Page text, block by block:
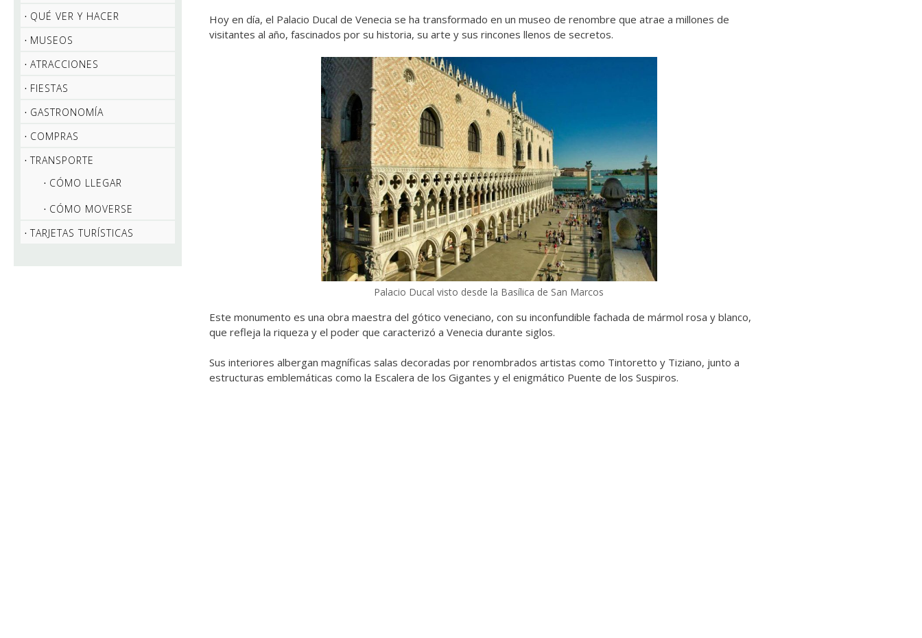
QUÉ VER Y HACER
MUSEOS
ATRACCIONES
FIESTAS
GASTRONOMÍA
COMPRAS
TRANSPORTE
CÓMO LLEGAR
CÓMO MOVERSE
TARJETAS TURÍSTICAS
Hoy en día, el Palacio Ducal de Venecia se ha transformado en un museo de renombre que atrae a millones de
visitantes al año, fascinados por su historia, su arte y sus rincones llenos de secretos.
Palacio Ducal visto desde la Basílica de San Marcos
Este monumento es una obra maestra del gótico veneciano, con su inconfundible fachada de mármol rosa y blanco,
que refleja la riqueza y el poder que caracterizó a Venecia durante siglos.
Sus interiores albergan magníficas salas decoradas por renombrados artistas como Tintoretto y Tiziano, junto a
estructuras emblemáticas como la Escalera de los Gigantes y el enigmático Puente de los Suspiros.